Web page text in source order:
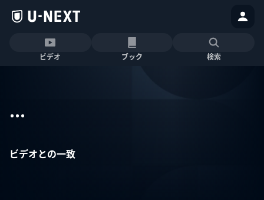
ビデオ ブック 検索
...
ビデオとの一致